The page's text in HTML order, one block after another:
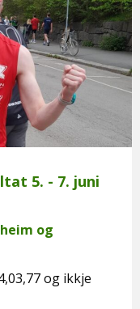
5. - 7. juni
og
og ikkje